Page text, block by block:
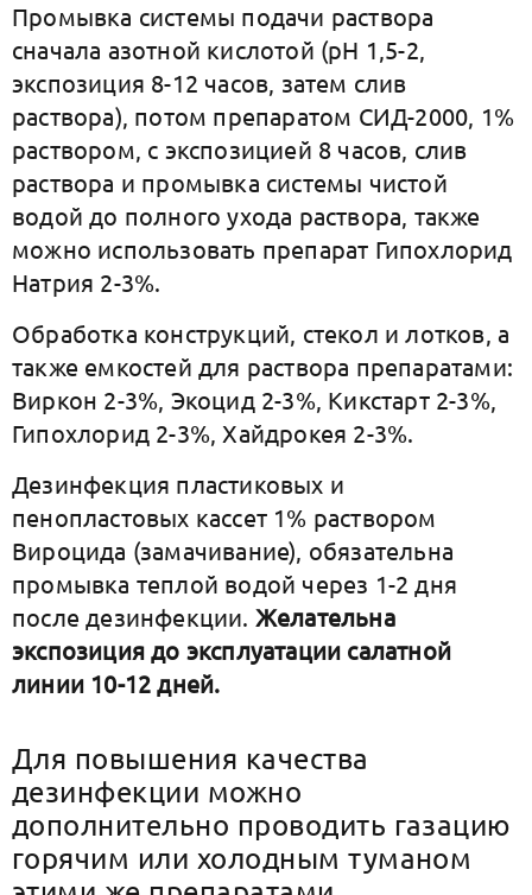
Промывка системы подачи раствора
сначала азотной кислотой (рН 1,5-2,
экспозиция 8-12 часов, затем слив
раствора), потом препаратом СИД-2000, 1%
раствором, с экспозицией 8 часов, слив
раствора и промывка системы чистой
водой до полного ухода раствора, также
можно использовать препарат Гипохлорид
Натрия 2-3%.
Обработка конструкций, стекол и лотков, а
также емкостей для раствора препаратами:
Виркон 2-3%, Экоцид 2-3%, Кикстарт 2-3%,
Гипохлорид 2-3%, Хайдрокея 2-3%.
Дезинфекция пластиковых и
пенопластовых кассет 1% раствором
Вироцида (замачивание), обязательна
промывка теплой водой через 1-2 дня
после дезинфекции. Желательна
экспозиция до эксплуатации салатной
линии 10-12 дней.
Для повышения качества
дезинфекции можно
дополнительно проводить газацию
горячим или холодным туманом